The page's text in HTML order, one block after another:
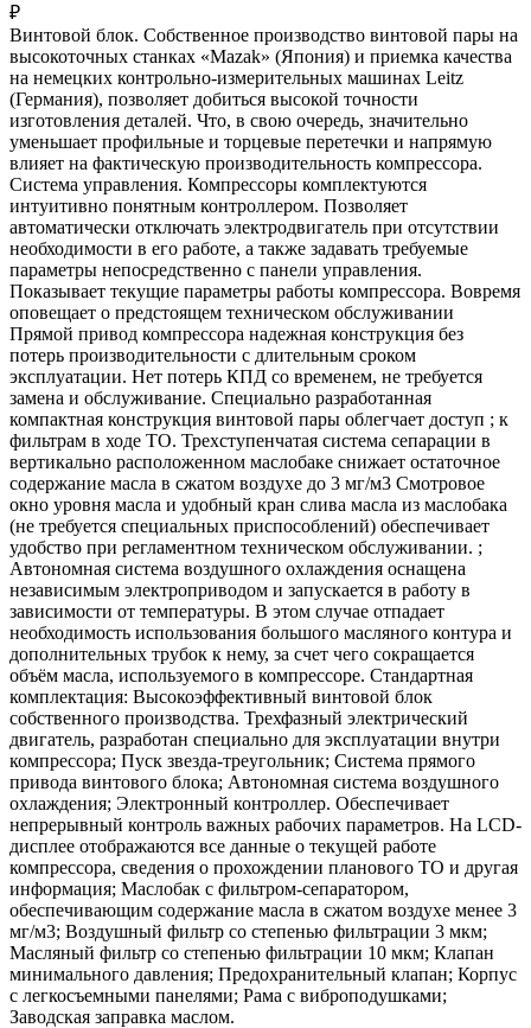
₽
Винтовой блок. Собственное производство винтовой пары на
высокоточных станках «Mazak» (Япония) и приемка качества
на немецких контрольно-измерительных машинах Leitz
(Германия), позволяет добиться высокой точности
изготовления деталей. Что, в свою очередь, значительно
уменьшает профильные и торцевые перетечки и напрямую
влияет на фактическую производительность компрессора.
Система управления. Компрессоры комплектуются
интуитивно понятным контроллером. Позволяет
автоматически отключать электродвигатель при отсутствии
необходимости в его работе, а также задавать требуемые
параметры непосредственно с панели управления.
Показывает текущие параметры работы компрессора. Вовремя
оповещает о предстоящем техническом обслуживании
Прямой привод компрессора надежная конструкция без
потерь производительности с длительным сроком
эксплуатации. Нет потерь КПД со временем, не требуется
замена и обслуживание. Специально разработанная
компактная конструкция винтовой пары облегчает доступ ; к
фильтрам в ходе ТО. Трехступенчатая система сепарации в
вертикально расположенном маслобаке снижает остаточное
содержание масла в сжатом воздухе до 3 мг/м3 Смотровое
окно уровня масла и удобный кран слива масла из маслобака
(не требуется специальных приспособлений) обеспечивает
удобство при регламентном техническом обслуживании. ;
Автономная система воздушного охлаждения оснащена
независимым электроприводом и запускается в работу в
зависимости от температуры. В этом случае отпадает
необходимость использования большого масляного контура и
дополнительных трубок к нему, за счет чего сокращается
объём масла, используемого в компрессоре. Стандартная
комплектация: Высокоэффективный винтовой блок
собственного производства. Трехфазный электрический
двигатель, разработан специально для эксплуатации внутри
компрессора; Пуск звезда-треугольник; Система прямого
привода винтового блока; Автономная система воздушного
охлаждения; Электронный контроллер. Обеспечивает
непрерывный контроль важных рабочих параметров. На LCD-
дисплее отображаются все данные о текущей работе
компрессора, сведения о прохождении планового ТО и другая
информация; Маслобак с фильтром-сепаратором,
обеспечивающим содержание масла в сжатом воздухе менее 3
мг/м3; Воздушный фильтр со степенью фильтрации 3 мкм;
Масляный фильтр со степенью фильтрации 10 мкм; Клапан
минимального давления; Предохранительный клапан; Корпус
с легкосъемными панелями; Рама с виброподушками;
Заводская заправка маслом.